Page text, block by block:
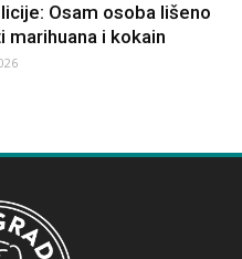
Osam osoba lišeno
i kokain